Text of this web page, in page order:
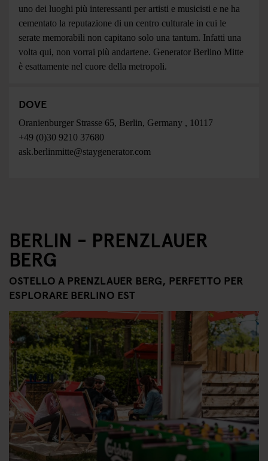
uno dei luoghi più interessanti per artisti e musicisti e ne ha
cementato la reputazione di un centro culturale in cui le
serate memorabili non capitano solo una tantum. Infatti una
volta qui, non vorrai più andartene. Generator Berlino Mitte
è esattamente nel cuore della metropoli.
DOVE
Oranienburger Strasse 65, Berlin, Germany , 10117
+49 (0)30 9210 37680
ask.berlinmitte@staygenerator.com
BERLIN - PRENZLAUER
BERG
OSTELLO A PRENZLAUER BERG, PERFETTO PER
ESPLORARE BERLINO EST